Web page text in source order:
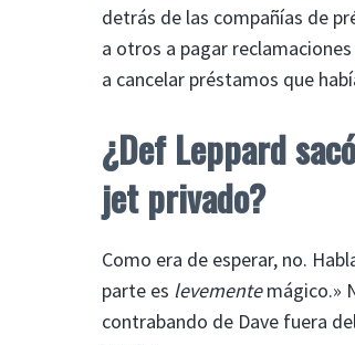
detrás de las compañías de
a otros a pagar
a cancelar préstamos que
¿Def Leppard
jet privado?
Como era de esperar, no.
parte es levementemágico.»
contrabando de Dave fuera